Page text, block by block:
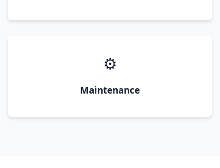
⚙️
Maintenance